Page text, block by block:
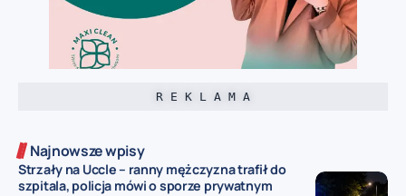
R E K L A M A
Najnowsze wpisy
Strzały na Uccle – ranny mężczyzna trafił do
szpitala, policja mówi o sporze prywatnym